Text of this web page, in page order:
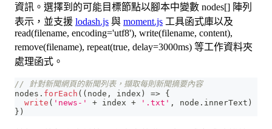
資訊。選擇到的可能目標節點以腳本中變數 nodes[] 陣列
表示，並支援 lodash.js 與 moment.js 工具函式庫以及
read(filename, encoding='utf8'), write(filename, content),
remove(filename), repeat(true, delay=3000ms) 等工作資料夾
處理函式。
// 針對新聞網頁的新聞列表，擷取每則新聞摘要內容
nodes . forEach ( ( node , index ) => {
write ( 'news-' + index + '.txt' , node . innerText )
} )